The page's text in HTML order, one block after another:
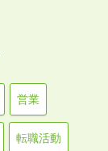
営業
転職活動